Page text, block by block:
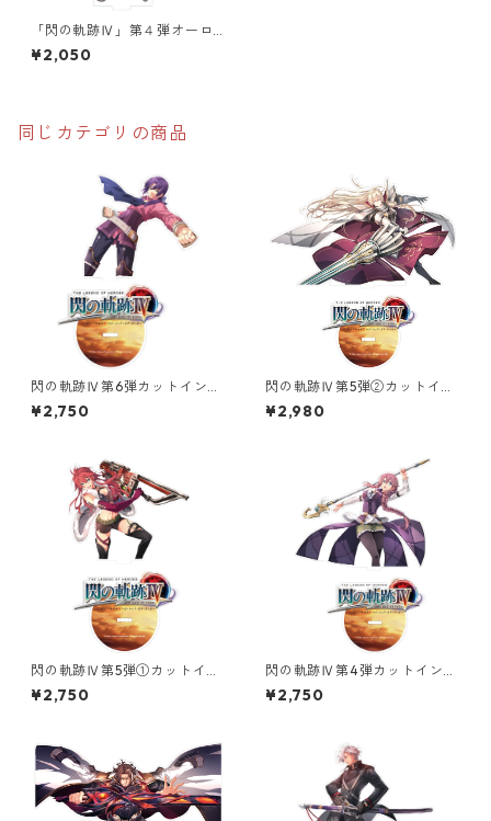
「閃の軌跡Ⅳ」第４弾オーロ
ラアクリルスタンド
¥2,050
同じカテゴリの商品
閃の軌跡Ⅳ第6弾カットインイ
ラストオーロラアクリルスタ
ンド
¥2,750
閃の軌跡Ⅳ第5弾②カットイン
イラストオーロラアクリルス
タンド
¥2,980
閃の軌跡Ⅳ第5弾①カットイン
イラストオーロラアクリルス
タンド
¥2,750
閃の軌跡Ⅳ第4弾カットインイ
ラストオーロラアクリルスタ
ンド
¥2,750